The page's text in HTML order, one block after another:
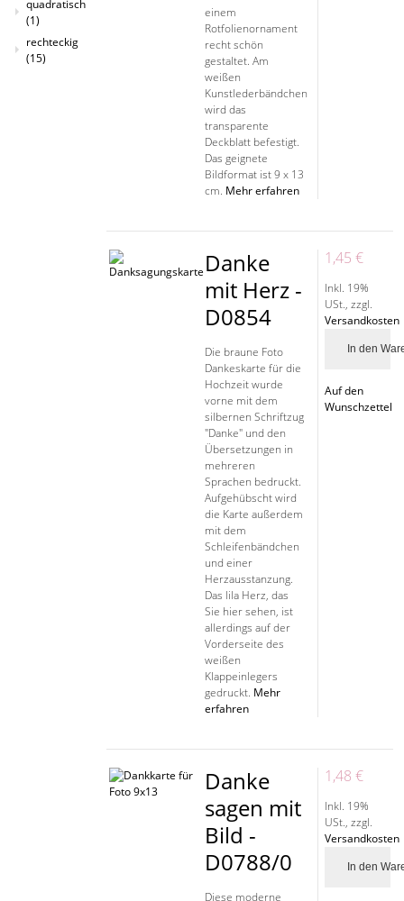
einem
Rotfolienornament
recht schön
gestaltet. Am
weißen
Kunstlederbändchen
wird das
transparente
Deckblatt befestigt.
Das geignete
Bildformat ist 9 x 13
cm. Mehr erfahren
Danke
mit Herz -
D0854
Die braune Foto
Dankeskarte für die
Hochzeit wurde
vorne mit dem
silbernen Schriftzug
"Danke" und den
Übersetzungen in
mehreren
Sprachen bedruckt.
Aufgehübscht wird
die Karte außerdem
mit dem
Schleifenbändchen
und einer
Herzausstanzung.
Das lila Herz, das
Sie hier sehen, ist
allerdings auf der
Vorderseite des
weißen
Klappeinlegers
gedruckt. Mehr
erfahren
1,45 €
Inkl. 19%
USt., zzgl.
Versandkosten
In den
Auf den
Wunschzettel
Danke
sagen mit
Bild -
D0788/0
Diese moderne
1,48 €
Inkl. 19%
USt., zzgl.
Versandkosten
In den
quadratisch
(1)
rechteckig
(15)